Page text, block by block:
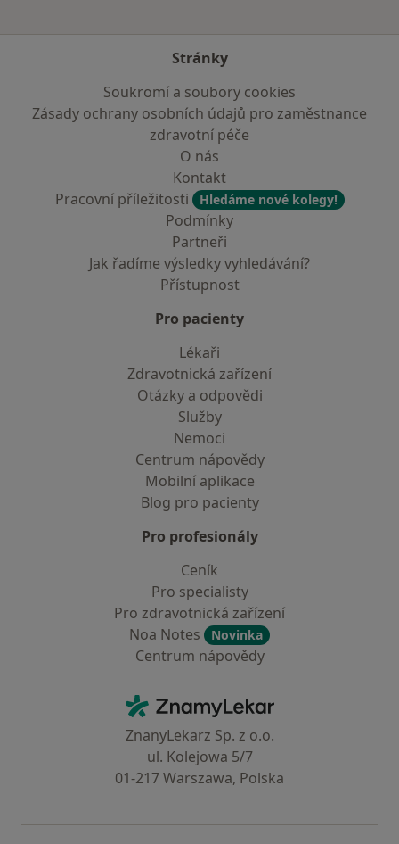
Stránky
Soukromí a soubory cookies
Zásady ochrany osobních údajů pro zaměstnance
zdravotní péče
O nás
Kontakt
Pracovní příležitosti
Hledáme nové kolegy!
Podmínky
Partneři
Jak řadíme výsledky vyhledávání?
Přístupnost
Pro pacienty
Lékaři
Zdravotnická zařízení
Otázky a odpovědi
Služby
Nemoci
Centrum nápovědy
Mobilní aplikace
Blog pro pacienty
Pro profesionály
Ceník
Pro specialisty
Pro zdravotnická zařízení
Noa Notes
Novinka
Centrum nápovědy
ZnamyLekar - Hlavní stránka
ZnanyLekarz Sp. z o.o.
ul. Kolejowa 5/7
01-217 Warszawa, Polska